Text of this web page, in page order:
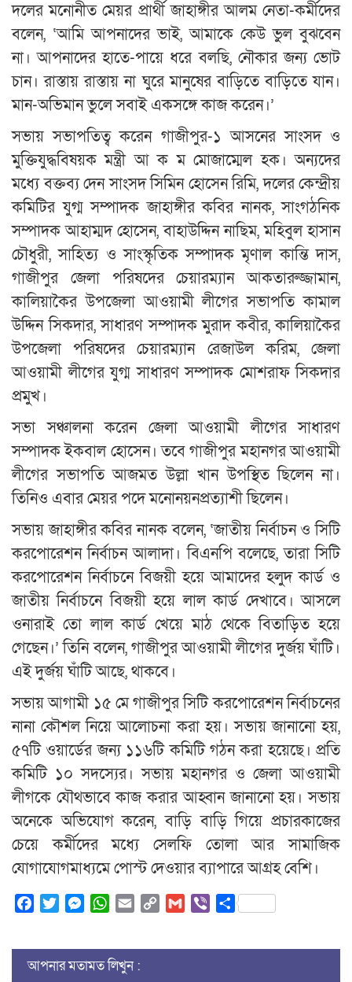
দলের মনোনীত মেয়র প্রার্থী জাহাঙ্গীর আলম নেতা-কর্মীদের
বলেন, ‘আমি আপনাদের ভাই, আমাকে কেউ ভুল বুঝবেন
না। আপনাদের হাতে-পায়ে ধরে বলছি, নৌকার জন্য ভোট
চান। রাস্তায় রাস্তায় না ঘুরে মানুষের বাড়িতে বাড়িতে যান।
মান-অভিমান ভুলে সবাই একসঙ্গে কাজ করেন।’
সভায় সভাপতিত্ব করেন গাজীপুর-১ আসনের সাংসদ ও
মুক্তিযুদ্ধবিষয়ক মন্ত্রী আ ক ম মোজাম্মেল হক। অন্যদের
মধ্যে বক্তব্য দেন সাংসদ সিমিন হোসেন রিমি, দলের কেন্দ্রীয়
কমিটির যুগ্ম সম্পাদক জাহাঙ্গীর কবির নানক, সাংগঠনিক
সম্পাদক আহাম্মদ হোসেন, বাহাউদ্দিন নাছিম, মহিবুল হাসান
চৌধুরী, সাহিত্য ও সাংস্কৃতিক সম্পাদক মৃণাল কান্তি দাস,
গাজীপুর জেলা পরিষদের চেয়ারম্যান আকতারুজ্জামান,
কালিয়াকৈর উপজেলা আওয়ামী লীগের সভাপতি কামাল
উদ্দিন সিকদার, সাধারণ সম্পাদক মুরাদ কবীর, কালিয়াকৈর
উপজেলা পরিষদের চেয়ারম্যান রেজাউল করিম, জেলা
আওয়ামী লীগের যুগ্ম সাধারণ সম্পাদক মোশরাফ সিকদার
প্রমুখ।
সভা সঞ্চালনা করেন জেলা আওয়ামী লীগের সাধারণ
সম্পাদক ইকবাল হোসেন। তবে গাজীপুর মহানগর আওয়ামী
লীগের সভাপতি আজমত উল্লা খান উপস্থিত ছিলেন না।
তিনিও এবার মেয়র পদে মনোনয়নপ্রত্যাশী ছিলেন।
সভায় জাহাঙ্গীর কবির নানক বলেন, ‘জাতীয় নির্বাচন ও সিটি
করপোরেশন নির্বাচন আলাদা। বিএনপি বলেছে, তারা সিটি
করপোরেশন নির্বাচনে বিজয়ী হয়ে আমাদের হলুদ কার্ড ও
জাতীয় নির্বাচনে বিজয়ী হয়ে লাল কার্ড দেখাবে। আসলে
ওনারাই তো লাল কার্ড খেয়ে মাঠ থেকে বিতাড়িত হয়ে
গেছেন।’ তিনি বলেন, গাজীপুর আওয়ামী লীগের দুর্জয় ঘাঁটি।
এই দুর্জয় ঘাঁটি আছে, থাকবে।
সভায় আগামী ১৫ মে গাজীপুর সিটি করপোরেশন নির্বাচনের
নানা কৌশল নিয়ে আলোচনা করা হয়। সভায় জানানো হয়,
৫৭টি ওয়ার্ডের জন্য ১১৬টি কমিটি গঠন করা হয়েছে। প্রতি
কমিটি ১০ সদস্যের। সভায় মহানগর ও জেলা আওয়ামী
লীগকে যৌথভাবে কাজ করার আহ্বান জানানো হয়। সভায়
অনেকে অভিযোগ করেন, বাড়ি বাড়ি গিয়ে প্রচারকাজের
চেয়ে কর্মীদের মধ্যে সেলফি তোলা আর সামাজিক
যোগাযোগমাধ্যমে পোস্ট দেওয়ার ব্যাপারে আগ্রহ বেশি।
FacebookTwitterMessenger
WhatsApp
Email Copy
Gmail ViberShare
আপনার মতামত লিখুন :